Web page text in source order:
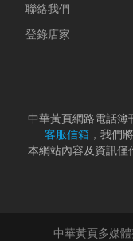
聯絡我們
登錄店家
中華黃頁網路電話簿
客服信箱 ，我們
本網站內容及資訊僅
中華黃頁多媒